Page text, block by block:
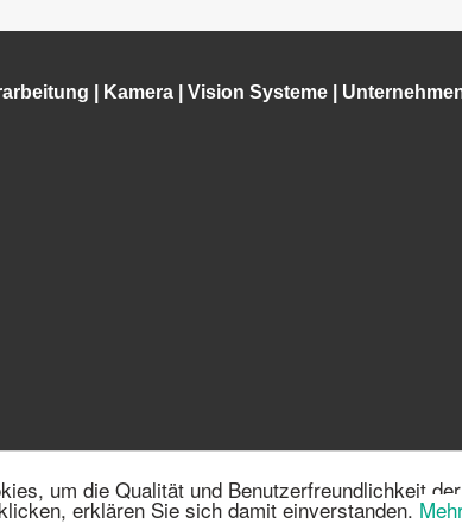
um die Qualität und Benutzerfreundlichkeit
erklären Sie sich damit einverstanden.
Kamera| Vision Systeme|
GmbH | Mallaustraße 50-56 | 68219